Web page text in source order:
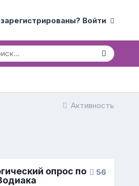
Войти
Активность
56
опрос по